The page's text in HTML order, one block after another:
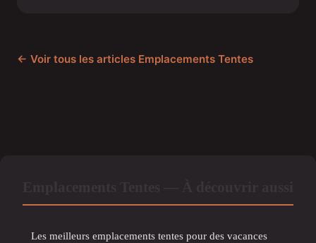
← Voir tous les articles Emplacements Tentes
Les meilleurs emplacements tentes pour des vacances